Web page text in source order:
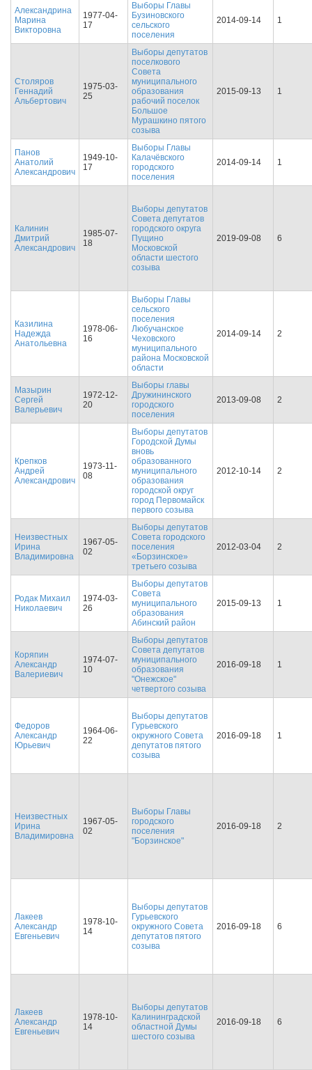
Александрина
Марина
Викторовна
1977-04-
17
Выборы Главы
Бузиновского
сельского
поселения
2014-09-14 1
Столяров
Геннадий
Альбертович
1975-03-
25
Выборы депутатов
поселкового
Совета
муниципального
образования
рабочий поселок
Большое
Мурашкино пятого
созыва
2015-09-13 1
Панов
Анатолий
Александрович
1949-10-
17
Выборы Главы
Калачёвского
городского
поселения
2014-09-14 1
Калинин
Дмитрий
Александрович
1985-07-
18
Выборы депутатов
Совета депутатов
городского округа
Пущино
Московской
области шестого
созыва
2019-09-08 6
Казилина
Надежда
Анатольевна
1978-06-
16
Выборы Главы
сельского
поселения
Любучанское
Чеховского
муниципального
района Московской
области
2014-09-14 2
Мазырин
Сергей
Валерьевич
1972-12-
20
Выборы главы
Дружининского
городского
поселения
2013-09-08 2
Крепков
Андрей
Александрович
1973-11-
08
Выборы депутатов
Городской Думы
вновь
образованного
муниципального
образования
городской округ
город Первомайск
первого созыва
2012-10-14 2
Неизвестных
Ирина
Владимировна
1967-05-
02
Выборы депутатов
Совета городского
поселения
«Борзинское»
третьего созыва
2012-03-04 2
Родак Михаил
Николаевич
1974-03-
26
Выборы депутатов
Совета
муниципального
образования
Абинский район
2015-09-13 1
Коряпин
Александр
Валериевич
1974-07-
10
Выборы депутатов
Совета депутатов
муниципального
образования
"Онежское"
четвертого созыва
2016-09-18 1
Федоров
Александр
Юрьевич
1964-06-
22
Выборы депутатов
Гурьевского
окружного Совета
депутатов пятого
созыва
2016-09-18 1
Неизвестных
Ирина
Владимировна
1967-05-
02
Выборы Главы
городского
поселения
"Борзинское"
2016-09-18 2
Лакеев
Александр
Евгеньевич
1978-10-
14
Выборы депутатов
Гурьевского
окружного Совета
депутатов пятого
созыва
2016-09-18 6
Лакеев
Александр
Евгеньевич
1978-10-
14
Выборы депутатов
Калининградской
областной Думы
шестого созыва
2016-09-18 6